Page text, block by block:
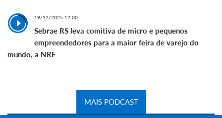
19/12/2025 12:00
Sebrae RS leva comitiva de micro e pequenos
empreendedores para a maior feira de varejo do
mundo, a NRF
MAIS PODCAST